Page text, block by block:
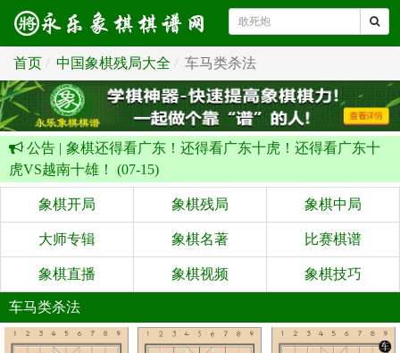
首页 中国象棋残局大全 车马类杀法
公告 | 象棋还得看广东！还得看广东十虎！还得看广东十
虎VS越南十雄！ (07-15)
象棋开局 象棋残局 象棋中局
大师专辑 象棋名著 比赛棋谱
象棋直播 象棋视频 象棋技巧
车马类杀法